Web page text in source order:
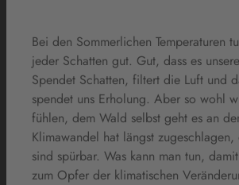
Bei den Sommerlichen Temperaturen
jeder Schatten gut. Gut, dass es
Spendet Schatten, filtert die Luft und
spendet uns Erholung. Aber so wohl
fühlen, dem Wald selbst geht es an
Klimawandel hat längst
sind spürbar. Was kann man tun,
zum Opfer der klimatischen